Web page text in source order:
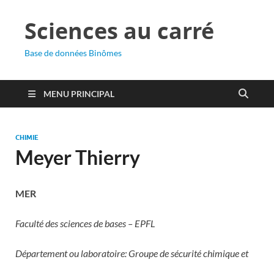
Sciences au carré
Base de données Binômes
MENU PRINCIPAL
CHIMIE
Meyer Thierry
MER
Faculté des sciences de bases – EPFL
Département ou laboratoire: Groupe de sécurité chimique et